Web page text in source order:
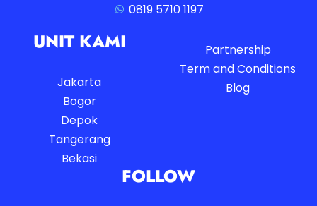
0819 5710 1197
UNIT KAMI
Jakarta
Bogor
Depok
Tangerang
Bekasi
Partnership
Term and Conditions
Blog
FOLLOW